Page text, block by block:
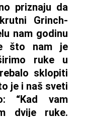
priznaju da
Grinch-
nam godinu
što nam je
ruke u
sklopiti
je i naš sveti
“Kad vam
dvije ruke.